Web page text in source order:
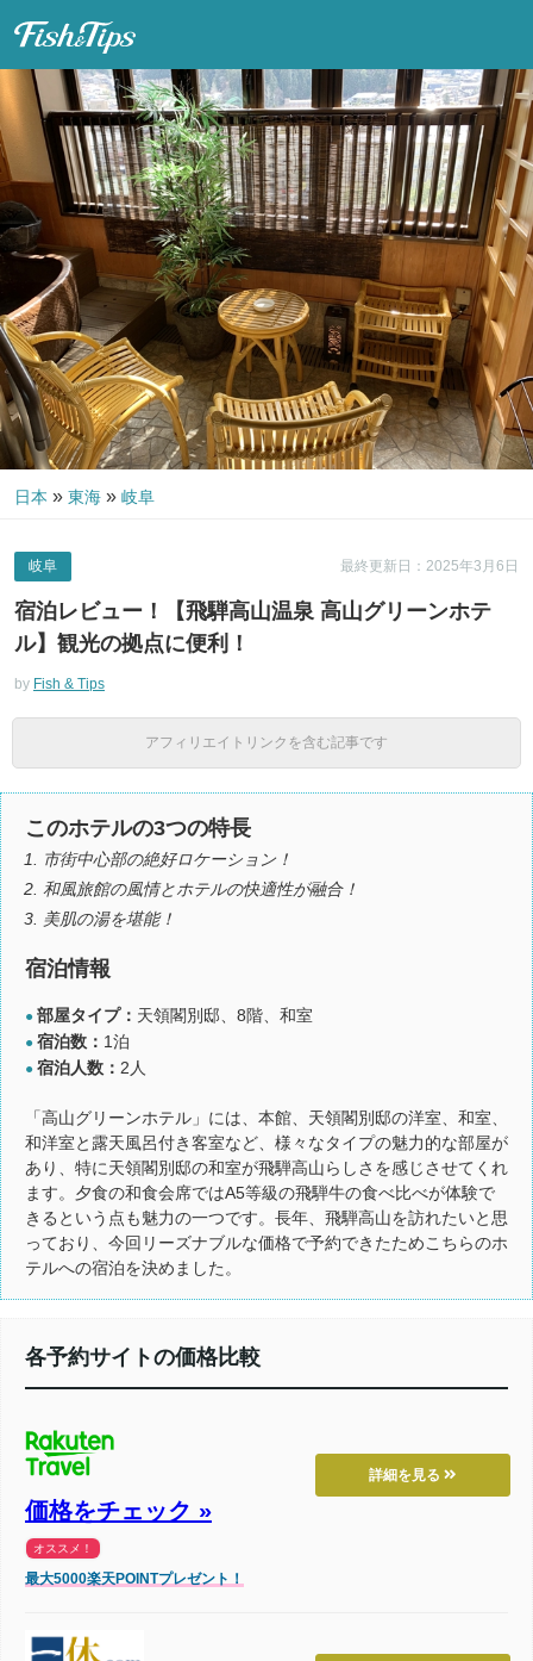
日本 » 東海 » 岐阜
最終更新日：2025年3月6日
岐阜
宿泊レビュー！【飛騨高山温泉 高山グリーンホテ
ル】観光の拠点に便利！
by Fish & Tips
アフィリエイトリンクを含む記事です
このホテルの3つの特長
市街中心部の絶好ロケーション！
和風旅館の風情とホテルの快適性が融合！
美肌の湯を堪能！
宿泊情報
● 部屋タイプ： 天領閣別邸、8階、和室
● 宿泊数： 1泊
● 宿泊人数： 2人
「高山グリーンホテル」には、本館、天領閣別邸の洋室、和室、
和洋室と露天風呂付き客室など、様々なタイプの魅力的な部屋が
あり、特に天領閣別邸の和室が飛騨高山らしさを感じさせてくれ
ます。夕食の和食会席ではA5等級の飛騨牛の食べ比べが体験で
きるという点も魅力の一つです。長年、飛騨高山を訪れたいと思
っており、今回リーズナブルな価格で予約できたためこちらのホ
テルへの宿泊を決めました。
各予約サイトの価格比較
詳細を見る
価格をチェック »
オススメ！
最大5000楽天POINTプレゼント！